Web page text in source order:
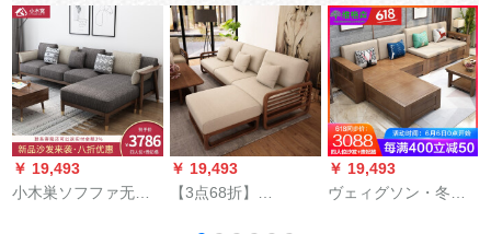
￥ 19,493
小木巣ソフファ无垢
￥ 19,493
【3点68折】
￥ 19,493
ヴェィグソン・冬夏